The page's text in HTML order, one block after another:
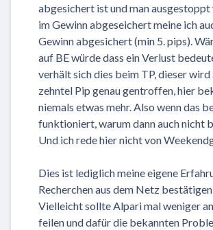
abgesichert ist und man
im Gewinn abgeseichert meine ich
Gewinn abgesichert (min 5. pips).
auf BE würde dass ein Verlust
verhält sich dies beim TP, dieser wird
zehntel Pip genau gentroffen, hier
niemals etwas mehr. Also wenn das
funktioniert, warum dann auch nicht
Und ich rede hier nicht von
Dies ist lediglich meine eigene
Recherchen aus dem Netz
Vielleicht sollte Alpari mal weniger
feilen und dafür die bekannten